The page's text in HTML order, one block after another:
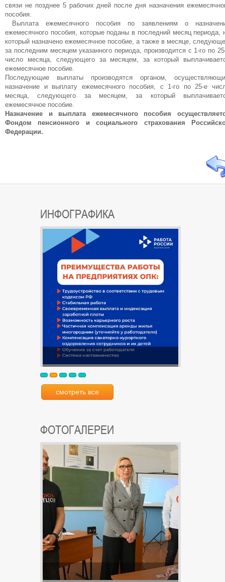
связи не позднее 5 рабочих дней после дня назначения
пособия.
Выплата ежемесячного пособия по заявлениям о
ежемесячного пособия, которые поданы в последний месяц периода,
который назначено ежемесячное пособие, а также в месяце,
за последним месяцем указанного периода, производится с 1-го по
число месяца, следующего за месяцем, за который
ежемесячное пособие.
Последующие выплаты производятся органом,
назначение и выплату ежемесячного пособия, с 1-го по 25-е
месяца, следующего за месяцем, за который
ежемесячное пособие.
Назначение и выплата ежемесячного пособия
Фондом пенсионного и социального страхования
Федерации.
ИНФОГРАФИКА
смотреть все
ФОТОГАЛЕРЕИ